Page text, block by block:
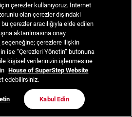
çerezler kullanıyoruz. İnternet
olan çerezler dışındaki
çerezler aracılığıyla elde edilen
aktarılmasına onay
seçeneğine; çerezlere ilişkin
ise “Çerezleri Yönetin” butonuna
kişisel verilerinizin işlenmesine
House of SuperStep Website
edebilirsiniz.
Kabul Edin